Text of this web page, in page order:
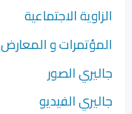
الزاوية الاجتماعية
المؤتمرات و المعارض
جاليري الصور
جاليري الفيديو